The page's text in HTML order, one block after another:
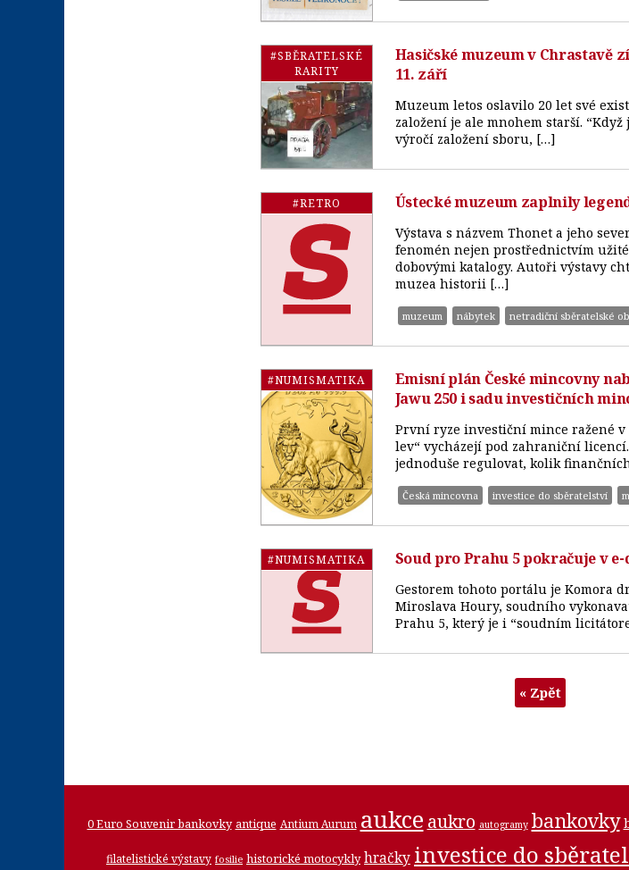
#SBĚRATELSKÉ
RARITY
Hasičské muzeum v Chrastavě
11. září
Muzeum letos oslavilo 20 let své
založení je ale mnohem starší. “Když
výročí založení sboru, […]
#RETRO Ústecké muzeum zaplnily
Výstava s názvem Thonet a jeho
fenomén nejen prostřednictvím
dobovými katalogy. Autoři výstavy
muzea historii […]
muzeum nábytek netradiční sběratelské
#NUMISMATIKA
Emisní plán České mincovny
Jawu 250 i sadu investičních
První ryze investiční mince ražené v
lev“ vycházejí pod zahraniční
jednoduše regulovat, kolik
Česká mincovna investice do sběratelství
#NUMISMATIKA Soud pro Prahu 5 pokračuje v
Gestorem tohoto portálu je Komora
Miroslava Houry, soudního
Prahu 5, který je i “soudním
« Zpět
0 Euro Souvenir bankovky antique Antium Aurum aukce aukro autogramy bankovky
filatelistické výstavy fosilie historické motocykly hračky investice do